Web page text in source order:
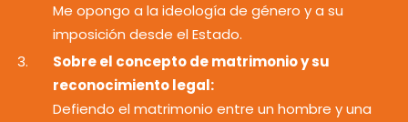
Me opongo a la ideología de género y a su
imposición desde el Estado.
Sobre el concepto de matrimonio y su
reconocimiento legal:
Defiendo el matrimonio entre un hombre y una